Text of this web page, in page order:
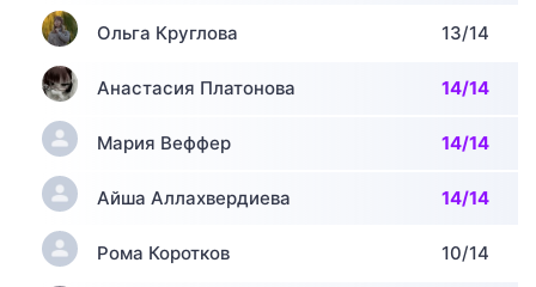
Ольга Круглова 13/14
Анастасия Платонова 14/14
Мария Веффер 14/14
Айша Аллахвердиева 14/14
Рома Коротков 10/14